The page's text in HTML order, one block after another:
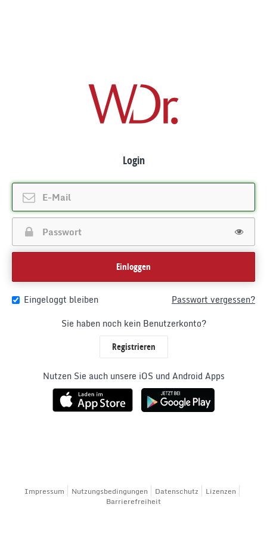
Login
Einloggen
Eingeloggt bleiben
Passwort vergessen?
Sie haben noch kein Benutzerkonto?
Registrieren
Nutzen Sie auch unsere iOS und Android Apps
Impressum Nutzungsbedingungen Datenschutz
Lizenzen
Barrierefreiheit